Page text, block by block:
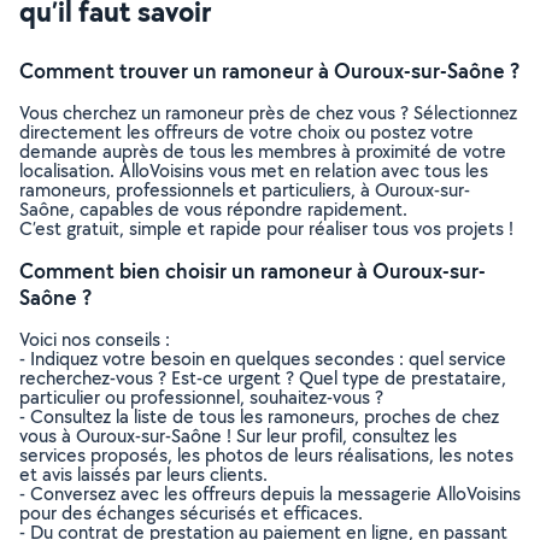
qu’il faut savoir
Comment trouver un ramoneur à Ouroux-sur-Saône ?
Vous cherchez un ramoneur près de chez vous ? Sélectionnez
directement les offreurs de votre choix ou postez votre
demande auprès de tous les membres à proximité de votre
localisation. AlloVoisins vous met en relation avec tous les
ramoneurs, professionnels et particuliers, à Ouroux-sur-
Saône, capables de vous répondre rapidement.
C’est gratuit, simple et rapide pour réaliser tous vos projets !
Comment bien choisir un ramoneur à Ouroux-sur-
Saône ?
Voici nos conseils :
- Indiquez votre besoin en quelques secondes : quel service
recherchez-vous ? Est-ce urgent ? Quel type de prestataire,
particulier ou professionnel, souhaitez-vous ?
- Consultez la liste de tous les ramoneurs, proches de chez
vous à Ouroux-sur-Saône ! Sur leur profil, consultez les
services proposés, les photos de leurs réalisations, les notes
et avis laissés par leurs clients.
- Conversez avec les offreurs depuis la messagerie AlloVoisins
pour des échanges sécurisés et efficaces.
- Du contrat de prestation au paiement en ligne, en passant